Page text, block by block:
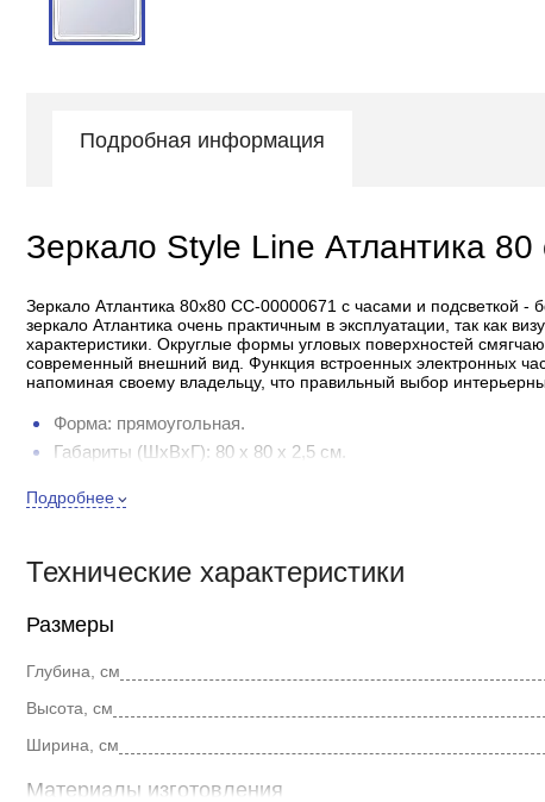
Подробная информация
Зеркало Style Line Атлантика
Зеркало Атлантика 80х80 СС-00000671 с часами и подсветкой -
зеркало Атлантика очень практичным в эксплуатации, так как
характеристики. Округлые формы угловых поверхностей
современный внешний вид. Функция встроенных электронных
напоминая своему владельцу, что правильный выбор
Форма: прямоугольная.
Габариты (ШхВхГ): 80 х 80 х 2,5 см.
Монтаж: подвесной.
право, без уведомления, вносить изменения в конструкцию,
потребительских свойств, с целью улучшения его
Подробнее
Технические характеристики
Размеры
Глубина, см
Высота, см
Ширина, см
Материалы изготовления